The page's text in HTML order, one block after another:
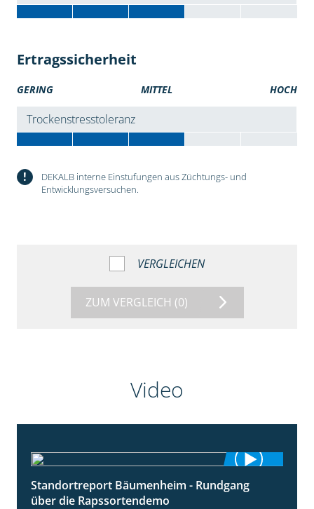
Ertragssicherheit
GERING MITTEL HOCH
Trockenstresstoleranz
!
DEKALB interne Einstufungen aus Züchtungs- und
Entwicklungsversuchen.
VERGLEICHEN
ZUM VERGLEICH (0)
Video
6:03
Standortreport Bäumenheim - Rundgang
über die Rapssortendemo